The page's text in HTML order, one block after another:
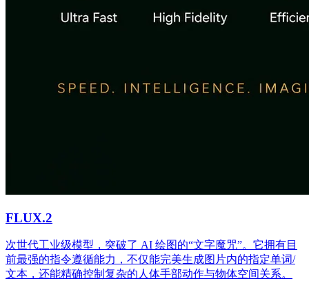
FLUX.2
次世代工业级模型，突破了 AI 绘图的“文字魔咒”。它拥有目
前最强的指令遵循能力，不仅能完美生成图片内的指定单词/
文本，还能精确控制复杂的人体手部动作与物体空间关系。